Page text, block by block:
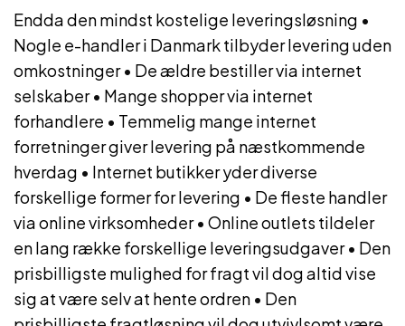
Endda den mindst kostelige leveringsløsning •
Nogle e-handler i Danmark tilbyder levering uden
omkostninger• De ældre bestiller via internet
selskaber• Mange shopper via internet
forhandlere • Temmelig mange internet
forretninger giver levering på næstkommende
hverdag • Internet butikker yder diverse
forskellige former for levering • De fleste handler
via online virksomheder• Online outlets tildeler
en lang række forskellige leveringsudgaver• Den
prisbilligste mulighed for fragt vil dog altid vise
sig at være selv at hente ordren • Den